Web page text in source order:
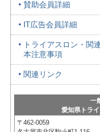
賛助会員詳細
IT広告会員詳細
トライアスロン・関
本注意事項
関連リンク
一
愛知県トラ
〒462-0059